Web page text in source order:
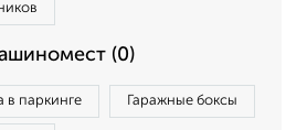
(0)
паркинге Гаражные боксы